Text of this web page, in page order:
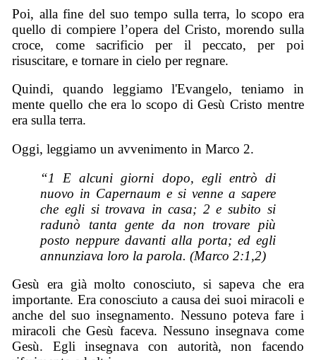
Poi, alla fine del suo tempo sulla terra, lo scopo era
quello di compiere l’opera del Cristo, morendo sulla
croce, come sacrificio per il peccato, per poi
risuscitare, e tornare in cielo per regnare.
Quindi, quando leggiamo l'Evangelo, teniamo in
mente quello che era lo scopo di Gesù Cristo mentre
era sulla terra.
Oggi, leggiamo un avvenimento in Marco 2.
“1 E alcuni giorni dopo, egli entrò di
nuovo in Capernaum e si venne a sapere
che egli si trovava in casa; 2 e subito si
radunò tanta gente da non trovare più
posto neppure davanti alla porta; ed egli
annunziava loro la parola. (Marco 2:1,2)
Gesù era già molto conosciuto, si sapeva che era
importante. Era conosciuto a causa dei suoi miracoli e
anche del suo insegnamento. Nessuno poteva fare i
miracoli che Gesù faceva. Nessuno insegnava come
Gesù. Egli insegnava con autorità, non facendo